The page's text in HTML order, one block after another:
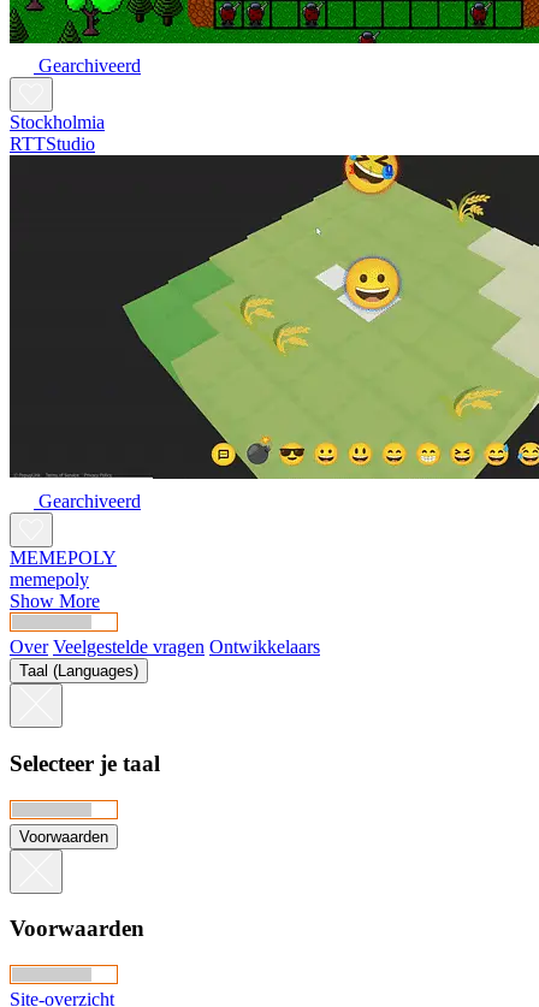
Gearchiveerd
Stockholmia
RTTStudio
Gearchiveerd
MEMEPOLY
memepoly
Show More
Over Veelgestelde vragen Ontwikkelaars
Taal (Languages)
Selecteer je taal
Voorwaarden
Voorwaarden
Site-overzicht